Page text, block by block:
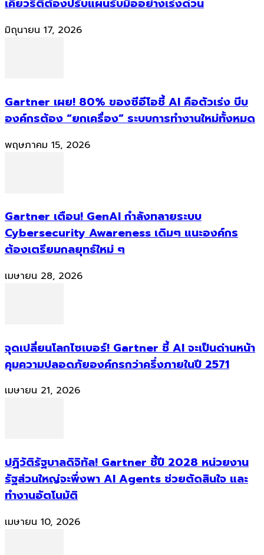
เคียวริตี้ต้องปรับแผนรับมืออย่างเร่งด่วน
มิถุนายน 17, 2026
Gartner เผย! 80% ของซีอีโอชี้ AI คือตัวเร่ง บีบ
องค์กรต้อง “ยกเครื่อง” ระบบการทำงานใหม่ทั้งหมด
พฤษภาคม 15, 2026
Gartner เตือน! GenAI กำลังทลายระบบ
Cybersecurity Awareness เดิมๆ แนะองค์กร
ต้องเตรียมกลยุทธ์ใหม่ ๆ
เมษายน 28, 2026
จุดเปลี่ยนโลกไซเบอร์! Gartner ชี้ AI จะเป็นด่านหน้า
คุมความปลอดภัยองค์กรกว่าครึ่งภายในปี 2571
เมษายน 21, 2026
ปฏิวัติรัฐบาลดิจิทัล! Gartner ชี้ปี 2028 หน่วยงาน
รัฐส่วนใหญ่จะพึ่งพา AI Agents ช่วยตัดสินใจ และ
ทำงานอัตโนมัติ
เมษายน 10, 2026